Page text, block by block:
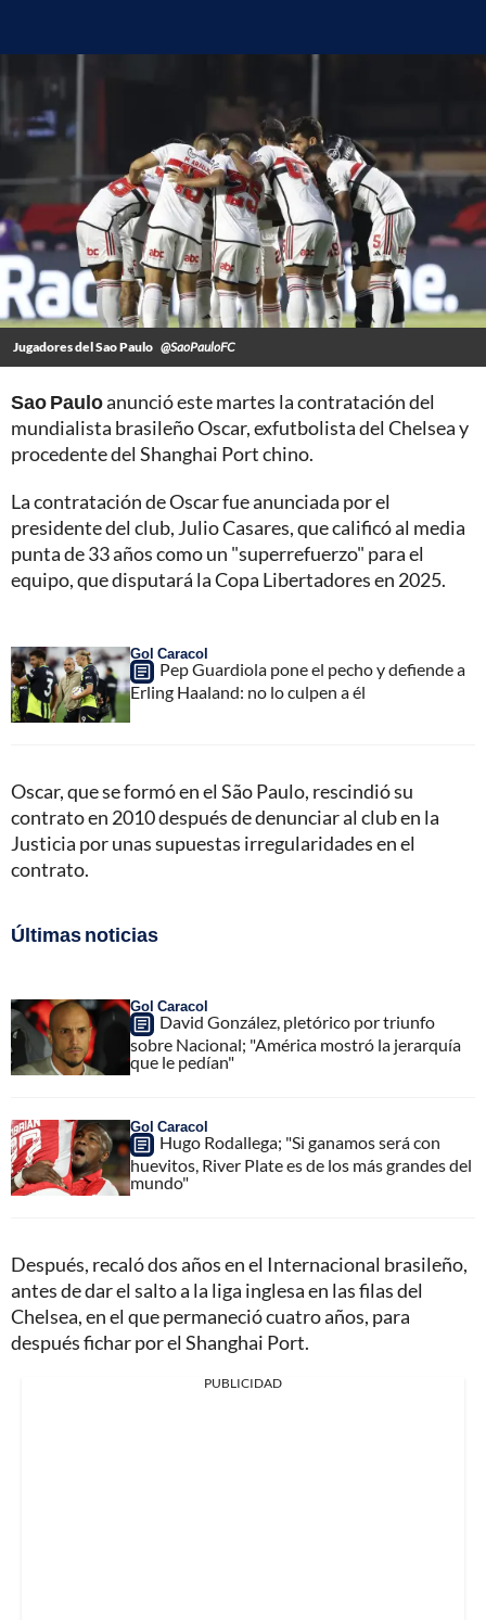
Jugadores del Sao Paulo @SaoPauloFC
Sao Pauloanunció este martes la contratación del
mundialista brasileño Oscar, exfutbolista del Chelsea y
procedente del Shanghai Port chino.
La contratación de Oscar fue anunciada por el
presidente del club, Julio Casares, que calificó al media
punta de 33 años como un "superrefuerzo" para el
equipo, que disputará la Copa Libertadores en 2025.
Gol Caracol
Pep Guardiola pone el pecho y defiende a
Erling Haaland: no lo culpen a él
Oscar, que se formó en el São Paulo, rescindió su
contrato en 2010 después de denunciar al club en la
Justicia por unas supuestas irregularidades en el
contrato.
Últimas noticias
Gol Caracol
David González, pletórico por triunfo
sobre Nacional; "América mostró la jerarquía
que le pedían"
Gol Caracol
Hugo Rodallega; "Si ganamos será con
huevitos, River Plate es de los más grandes del
mundo"
Después, recaló dos años en el Internacional brasileño,
antes de dar el salto a la liga inglesa en las filas del
Chelsea, en el que permaneció cuatro años, para
después fichar por el Shanghai Port.
PUBLICIDAD